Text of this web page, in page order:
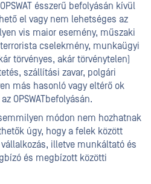
ésszerű befolyásán kívül
el vagy nem lehetséges az
vis maior esemény, műszaki
cselekmény, munkaügyi
törvényes, akár törvénytelen)
szállítási zavar, polgári
más hasonló vagy eltérő ok
OPSWATbefolyásán.
módon nem hozhatnak
úgy, hogy a felek között
illetve munkáltató és
és megbízott közötti